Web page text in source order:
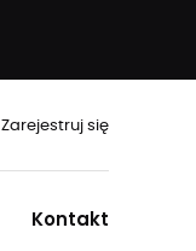
Zarejestruj się
Kontakt